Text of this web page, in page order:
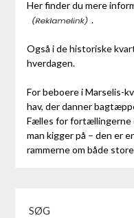
Her finder du mere
.
Også i de historiske
hverdagen.
For beboere i Marselis-
hav, der danner
Fælles for fortællingerne
man kigger på – den er
rammerne om både
SØG